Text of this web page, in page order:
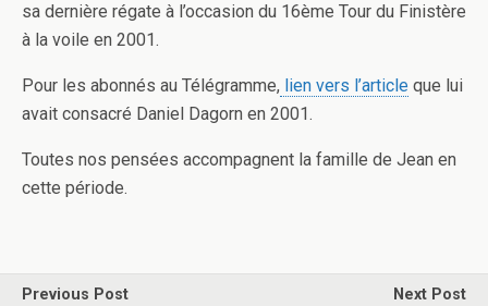
sa dernière régate à l’occasion du 16ème Tour du Finistère
à la voile en 2001.
Pour les abonnés au Télégramme, lien vers l’article que lui
avait consacré Daniel Dagorn en 2001.
Toutes nos pensées accompagnent la famille de Jean en
cette période.
Previous Post
Next Post